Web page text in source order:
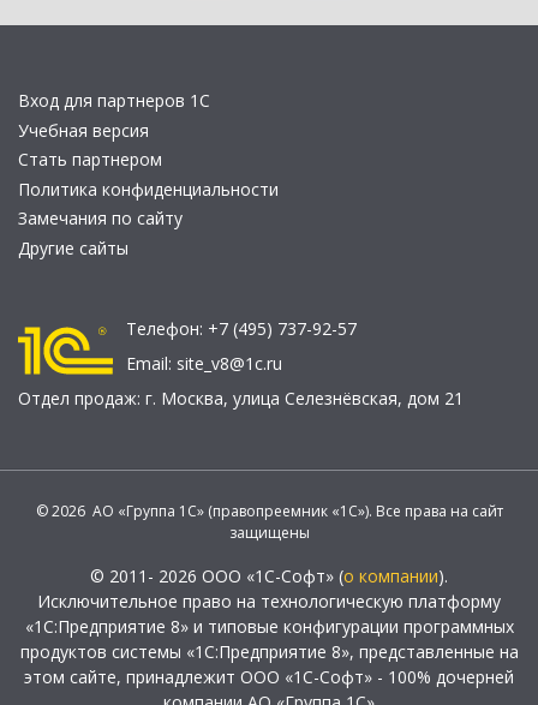
Вход для партнеров 1С
Учебная версия
Стать партнером
Политика конфиденциальности
Замечания по сайту
Другие сайты
Телефон: +7 (495) 737-92-57
Email: site_v8@1c.ru
Отдел продаж: г. Москва, улица Селезнёвская, дом 21
© 2026 АО «Группа 1С» (правопреемник «1С»). Все права на сайт
защищены
© 2011- 2026 ООО «1С-Софт» (о компании).
Исключительное право на технологическую платформу
«1С:Предприятие 8» и типовые конфигурации программных
продуктов системы «1С:Предприятие 8», представленные на
этом сайте, принадлежит ООО «1С-Софт» - 100% дочерней